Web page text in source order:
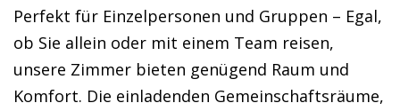
Perfekt für Einzelpersonen und Gruppen – Egal,
ob Sie allein oder mit einem Team reisen,
unsere Zimmer bieten genügend Raum und
Komfort. Die einladenden Gemeinschaftsräume,